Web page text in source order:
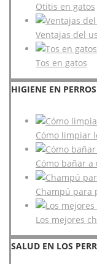
Otitis en gatos
Ventajas del
Tos en gatos
HIGIENE EN PERROS
Cómo limpiar
Cómo bañar
Champú para
Los mejores
SALUD EN LOS